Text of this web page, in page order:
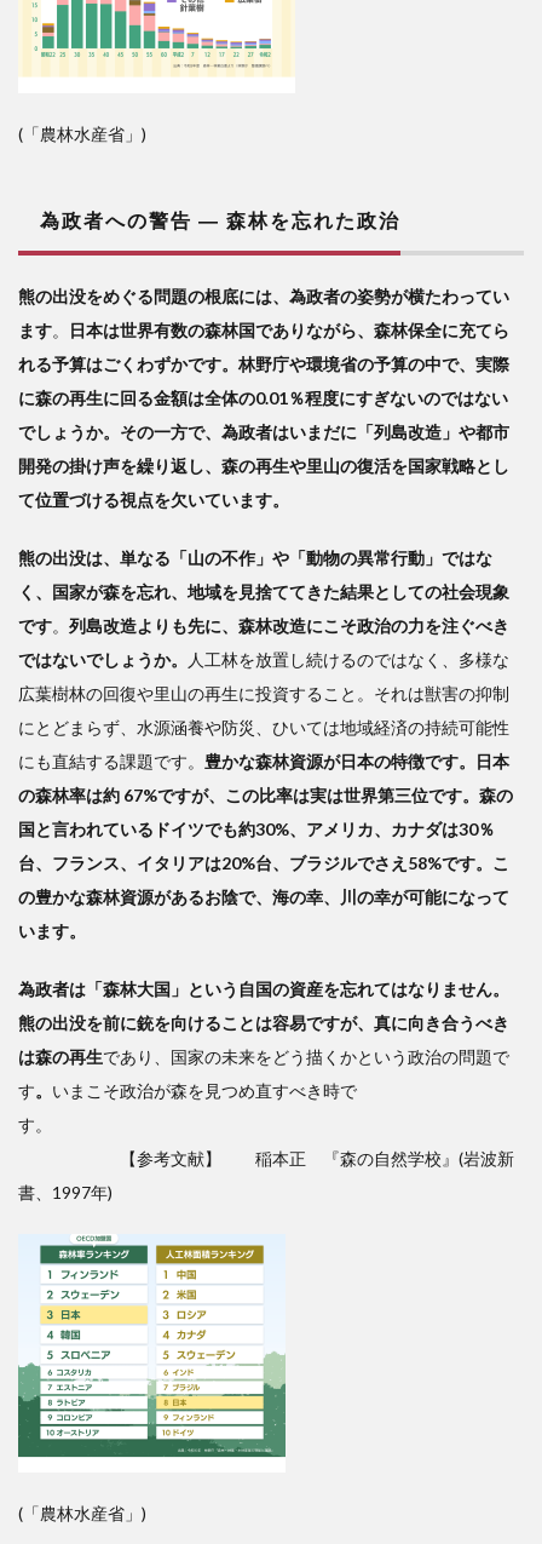
(「農林水産省」)
為政者への警告 ― 森林を忘れた政治
熊の出没をめぐる問題の根底には、為政者の姿勢が横たわってい
ます。
日本は世界有数の森林国でありながら、森林保全に充てら
れる予算はごくわずかです。林野庁や環境省の予算の中で、実際
に森の再生に回る金額は全体の0.01％程度にすぎないのではない
でしょうか。その一方で、為政者はいまだに「列島改造」や都市
開発の掛け声を繰り返し、森の再生や里山の復活を国家戦略とし
て位置づける視点を欠いています。
熊の出没は、単なる「山の不作」や「動物の異常行動」ではな
く、国家が森を忘れ、地域を見捨ててきた結果としての社会現象
です。 列島改造よりも先に、森林改造にこそ政治の力を注ぐべき
ではないでしょうか。
人工林を放置し続けるのではなく、多様な
広葉樹林の回復や里山の再生に投資すること。それは獣害の抑制
にとどまらず、水源涵養や防災、ひいては地域経済の持続可能性
にも直結する課題です。 豊かな森林資源が日本の特徴です。日本
の森林率は約 67%ですが、この比率は実は世界第三位です。森の
国と言われているドイツでも約30%、アメリカ、カナダは30％
台、フランス、イタリアは20%台、ブラジルでさえ58%です。こ
の豊かな森林資源があるお陰で、海の幸、川の幸が可能になって
います。
為政者は「森林大国」という自国の資産を忘れてはなりません。
熊の出没を前に銃を向けることは容易ですが、真に向き合うべき
は森の再生であり、国家の未来をどう描くかという政治の問題で
す。 いまこそ政治が森を見つめ直すべき時で
す。
【参考文献】 稲本正 『森の自然学校』(岩波新
書、1997年)
(「農林水産省」)